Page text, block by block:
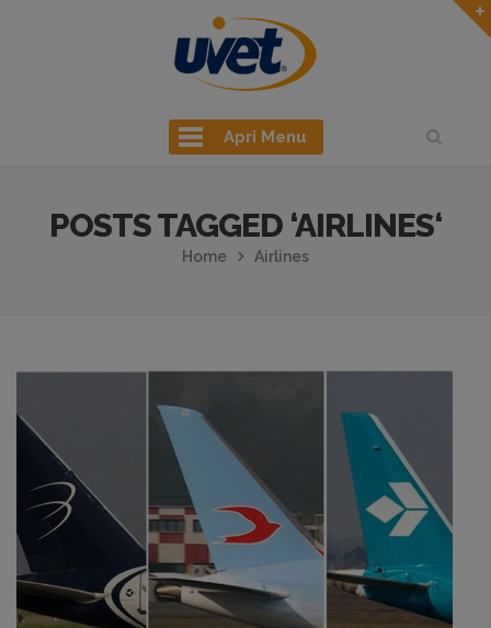
Apri Menu
POSTS TAGGED ‘AIRLINES‘
Home Airlines